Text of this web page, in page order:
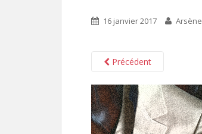
16 janvier 2017 Arsène
Précédent